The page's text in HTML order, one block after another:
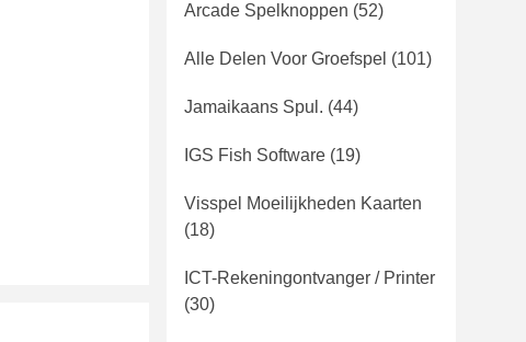
Arcade Spelknoppen (52)
Alle Delen Voor Groefspel (101)
Jamaikaans Spul. (44)
IGS Fish Software (19)
Visspel Moeilijkheden Kaarten
(18)
ICT-Rekeningontvanger / Printer
(30)